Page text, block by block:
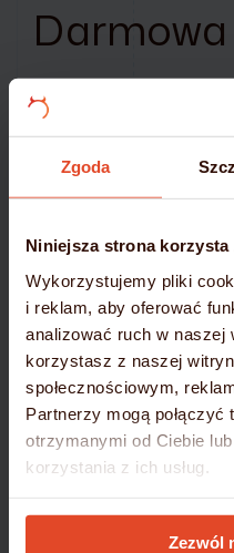
Zgoda
Niniejsza strona
Wykorzystujemy pliki
i reklam, aby oferować
analizować ruch w naszej
korzystasz z naszej
społecznościowym,
Partnerzy mogą
otrzymanymi od Ciebie
korzystania z ich usług.
Szczegółowe informacje
Zezwól
Darmowa
Przy zakupie rocznego
mydevil.net oferujemy:
Migrację stron i
Gwarancję
Przenieś się na
–wybierz mydevil.net!
DOWIEDZ SIĘ WIĘCEJ